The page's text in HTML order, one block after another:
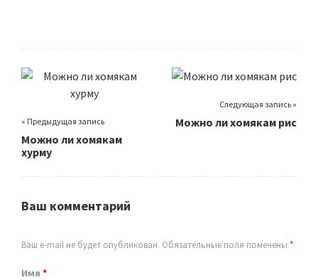
« Предыдущая запись
Можно ли хомякам
хурму
Следующая запись »
Можно ли хомякам рис
Ваш комментарий
Ваш e-mail не будет опубликован. Обязательные поля помечены *
Имя *